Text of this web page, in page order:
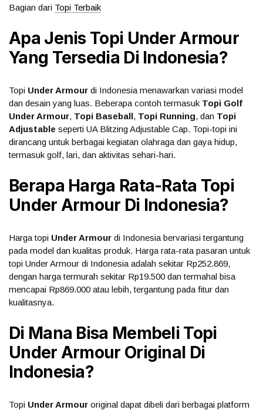
Bagian dari Topi Terbaik
Apa Jenis Topi Under Armour
Yang Tersedia Di Indonesia?
Topi Under Armour di Indonesia menawarkan variasi model
dan desain yang luas. Beberapa contoh termasuk Topi Golf
Under Armour, Topi Baseball, Topi Running, dan Topi
Adjustable seperti UA Blitzing Adjustable Cap. Topi-topi ini
dirancang untuk berbagai kegiatan olahraga dan gaya hidup,
termasuk golf, lari, dan aktivitas sehari-hari.
Berapa Harga Rata-Rata Topi
Under Armour Di Indonesia?
Harga topi Under Armour di Indonesia bervariasi tergantung
pada model dan kualitas produk. Harga rata-rata pasaran untuk
topi Under Armour di Indonesia adalah sekitar Rp252.869,
dengan harga termurah sekitar Rp19.500 dan termahal bisa
mencapai Rp869.000 atau lebih, tergantung pada fitur dan
kualitasnya.
Di Mana Bisa Membeli Topi
Under Armour Original Di
Indonesia?
Topi Under Armour original dapat dibeli dari berbagai platform